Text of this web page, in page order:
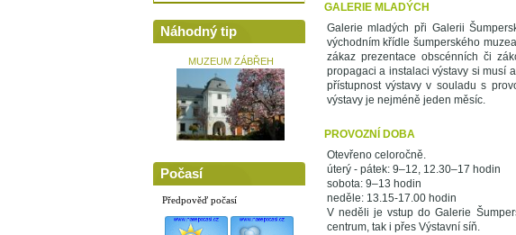
Náhodný tip
MUZEUM ZÁBŘEH
Počasí
Předpověď počasí
GALERIE MLADÝCH
Galerie mladých při Galerii
východním křídle šumperského
zákaz prezentace obscénních či
propagaci a instalaci výstavy si musí
přístupnost výstavy v souladu s
výstavy je nejméně jeden měsíc.
PROVOZNÍ DOBA
Otevřeno celoročně.
úterý - pátek: 9–12, 12.30–17 hodin
sobota: 9–13 hodin
neděle: 13.15-17.00 hodin
V neděli je vstup do Galerie
centrum, tak i přes Výstavní síň.